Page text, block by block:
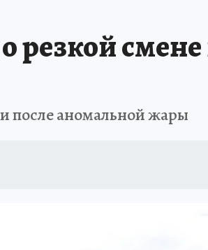
резкой
после аномальной жары